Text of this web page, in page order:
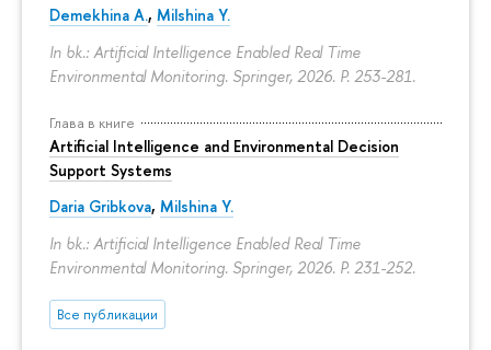
Demekhina A., Milshina Y.
In bk.: Artificial Intelligence Enabled Real Time
Environmental Monitoring. Springer, 2026. P. 253-281.
Глава в книге
Artificial Intelligence and Environmental Decision
Support Systems
Daria Gribkova, Milshina Y.
In bk.: Artificial Intelligence Enabled Real Time
Environmental Monitoring. Springer, 2026. P. 231-252.
Все публикации